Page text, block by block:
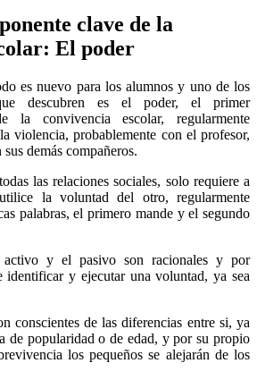
clave de la
El poder
es nuevo para los alumnos y uno de los
descubren es el poder, el primer
la convivencia escolar, regularmente
violencia, probablemente con el profesor,
demás compañeros.
las relaciones sociales, solo requiere a
la voluntad del otro, regularmente
palabras, el primero mande y el segundo
activo y el pasivo son racionales y por
identificar y ejecutar una voluntad, ya sea
conscientes de las diferencias entre si, ya
de popularidad o de edad, y por su propio
los pequeños se alejarán de los